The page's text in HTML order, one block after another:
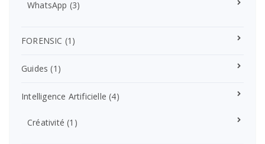
WhatsApp (3)
FORENSIC (1)
Guides (1)
Intelligence Artificielle (4)
Créativité (1)